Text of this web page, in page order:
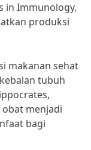
in Immunology,
produksi
makanan sehat
tubuh
menjadi
bagi